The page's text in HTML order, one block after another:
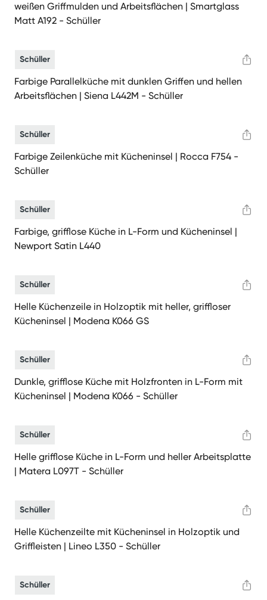
weißen Griffmulden und Arbeitsflächen | Smartglass
Matt A192 - Schüller
Schüller
Farbige Parallelküche mit dunklen Griffen und hellen
Arbeitsflächen | Siena L442M - Schüller
Schüller
Farbige Zeilenküche mit Kücheninsel | Rocca F754 -
Schüller
Schüller
Farbige, grifflose Küche in L-Form und Kücheninsel |
Newport Satin L440
Schüller
Helle Küchenzeile in Holzoptik mit heller, griffloser
Kücheninsel | Modena K066 GS
Schüller
Dunkle, grifflose Küche mit Holzfronten in L-Form mit
Kücheninsel | Modena K066 - Schüller
Schüller
Helle grifflose Küche in L-Form und heller Arbeitsplatte
| Matera L097T - Schüller
Schüller
Helle Küchenzeilte mit Kücheninsel in Holzoptik und
Griffleisten | Lineo L350 - Schüller
Schüller